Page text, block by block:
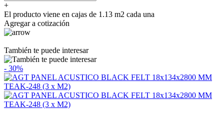
+
El producto viene en cajas de 1.13 m2 cada una
Agregar a cotización
También te puede interesar
- 30%